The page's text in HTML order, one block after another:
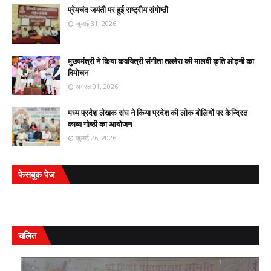
प्रेमचंद जयंती पर हुई राष्ट्रीय संगोष्ठी
जुलाई 31, 2026
मुख्यमंत्री ने किया कवयित्री संगीता तल्लेरा की मालवी कृति ओढ़नी का
विमोचन
अगस्त 01, 2026
मध्य प्रदेश लेखक संघ ने किया प्रदेश की लोक बोलियों पर केन्द्रित
काव्य गोष्ठी का आयोजन
जुलाई 26, 2026
फेसबुक पेज
चलित